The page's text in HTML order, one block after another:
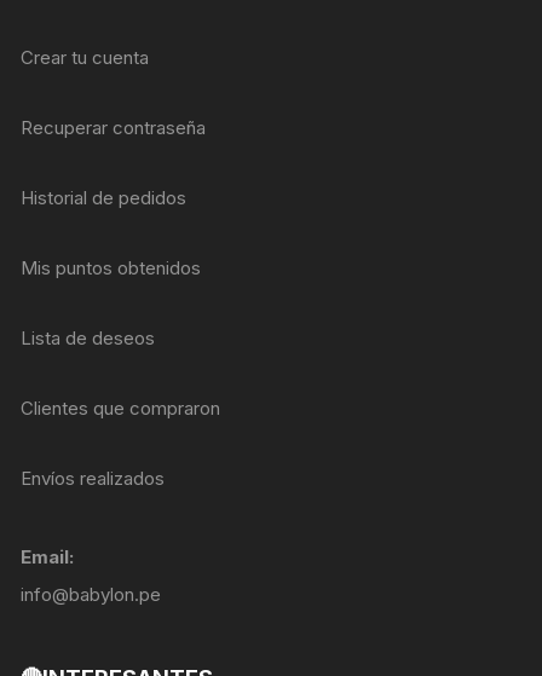
Crear tu cuenta
Recuperar contraseña
Historial de pedidos
Mis puntos obtenidos
Lista de deseos
Clientes que compraron
Envíos realizados
Email:
info@babylon.pe